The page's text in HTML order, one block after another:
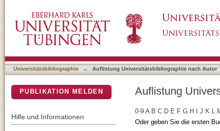
Universitätsbibliographie → Auflistung Universitätsbibliographie nach Autor
Auflistung
0-9 A B C D E F G H J K L
Oder geben Sie die ersten
PUBLIKATION MELDEN
Hilfe und Informationen